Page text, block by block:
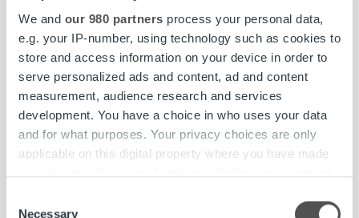
We and our 980 partners process your personal data,
e.g. your IP-number, using technology such as cookies to
store and access information on your device in order to
serve personalized ads and content, ad and content
measurement, audience research and services
development. You have a choice in who uses your data
and for what purposes. Your privacy choices are only
applicable on this digital property where you have made
the Privacy trigger icon.
Necessary
Uncategorized
Reagoimme poikkeustilanteeseen